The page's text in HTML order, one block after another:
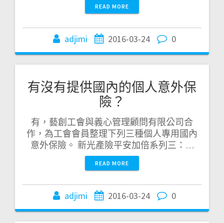
READ MORE
adjimi 2016-03-24 0
有沒有提供國內的個人意外保
險？
有，藝創工會與義心管理顧問有限公司合
作，為工會會員整理下列三種個人專用國內
意外保險。 新光產險平安加倍系列三：…
READ MORE
adjimi 2016-03-24 0